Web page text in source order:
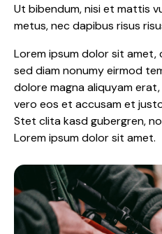
Ut bibendum, nisi et mattis
metus, nec dapibus risus
Lorem ipsum dolor sit
sed diam nonumy eirmod
dolore magna aliquyam
vero eos et accusam et
Stet clita kasd gubergren,
Lorem ipsum dolor sit amet.